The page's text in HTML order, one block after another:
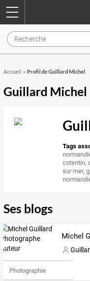
Accueil » Profil de Guillard Michel
Guillard Michel
Tags
cotentin,
sur mer,
Ses blogs
Photographie